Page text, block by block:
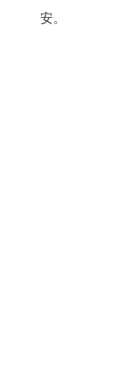
安。